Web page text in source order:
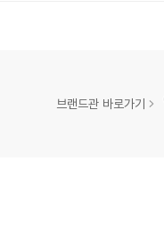
브랜드관 바로가기